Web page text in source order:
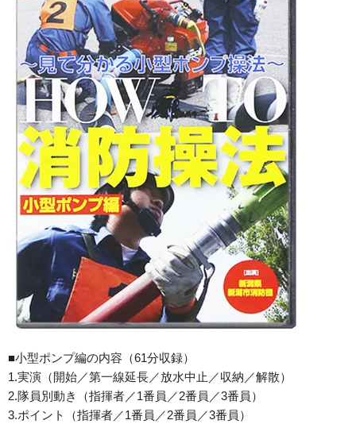
■小型ポンプ編の内容（61分収録）
1.実演（開始／第一線延長／放水中止／収納／解散）
2.隊員別動き（指揮者／1番員／2番員／3番員）
3.ポイント（指揮者／1番員／2番員／3番員）